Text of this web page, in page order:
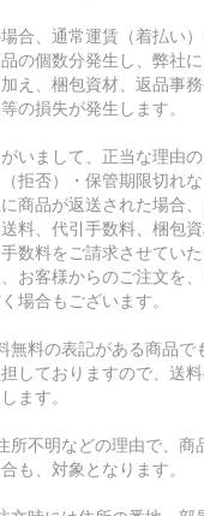
場合、通常運賃（着払い
の個数分発生し、弊社
え、梱包資材、返品事
の損失が発生します。
いまして、正当な理由
拒否）・保管期限切れ
商品が返送された場合、
料、代引手数料、梱包
数料をご請求させていた
お客様からのご注文を
場合もございます。
無料の表記がある商品で
しておりますので、送
ます。
所不明などの理由で、商
も、対象となります。